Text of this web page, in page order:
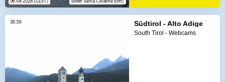
Südtirol - Alto Adige
South Tirol - Webcams